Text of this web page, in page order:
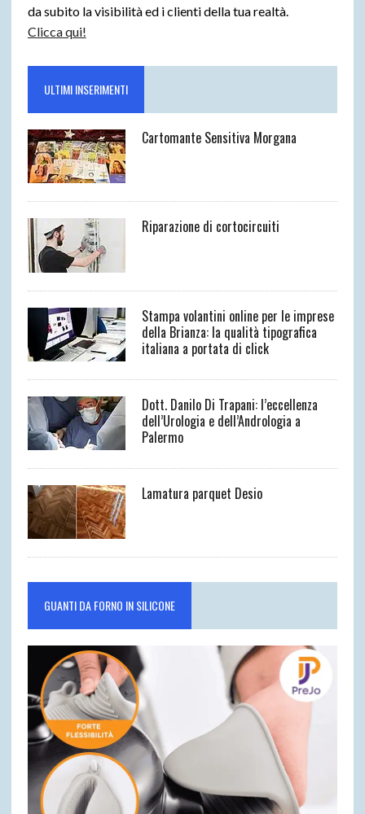
da subito la visibilità ed i clienti della tua realtà.
Clicca qui!
ULTIMI INSERIMENTI
Cartomante Sensitiva Morgana
Riparazione di cortocircuiti
Stampa volantini online per le imprese
della Brianza: la qualità tipografica
italiana a portata di click
Dott. Danilo Di Trapani: l’eccellenza
dell’Urologia e dell’Andrologia a
Palermo
Lamatura parquet Desio
GUANTI DA FORNO IN SILICONE